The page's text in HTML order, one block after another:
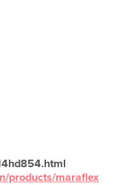
products/maraflex